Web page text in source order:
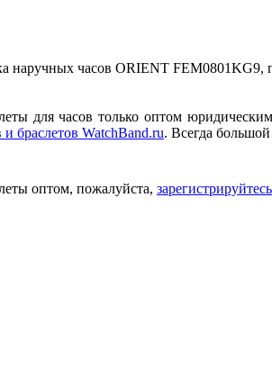
наручных часов ORIENT FEM0801KG9,
для часов только оптом
браслетов WatchBand.ru. Всегда
оптом, пожалуйста, зарегистрируйтесь